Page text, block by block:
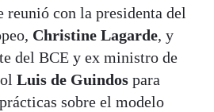
reunió con la presidenta del
Christine Lagarde, y
del BCE y ex ministro de
Luis de Guindos para
sobre el modelo